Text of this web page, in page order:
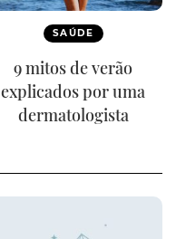
SAÚDE
9 mitos de verão
explicados por uma
dermatologista